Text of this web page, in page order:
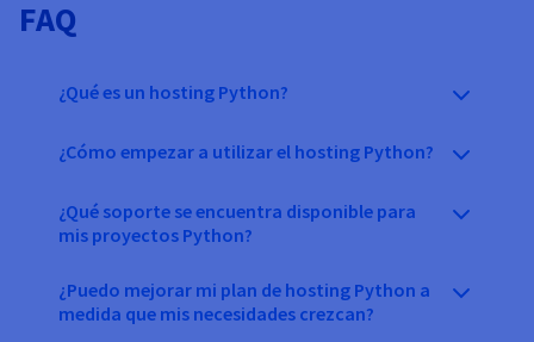
FAQ
¿Qué es un hosting Python?
¿Cómo empezar a utilizar el hosting Python?
¿Qué soporte se encuentra disponible para
mis proyectos Python?
¿Puedo mejorar mi plan de hosting Python a
medida que mis necesidades crezcan?